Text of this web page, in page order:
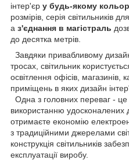
інтер'єр у будь-якому
розмірів, серія світильників
а з'єднання в магістраль
до десятка метрів.
Завдяки привабливому
тросах, світильник
освітлення офісів,
приміщень в яких дизайн
Одна з головних переваг - це
використанню удосконалених
отримаєте економію
з традиційними джерелами
конструкція світильників
експлуатації виробу.